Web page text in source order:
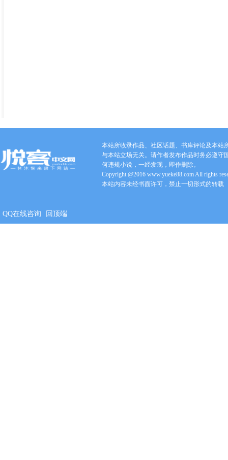
本站所收录作品、社区话题、书库评论及本站
与本站立场无关。请作者发布作品时务必遵守
何违规小说，一经发现，即作删除。
Copyright @2016 www.yueke88.com All rights
本站内容未经书面许可，禁止一切形式的转载
QQ在线咨询 回顶端